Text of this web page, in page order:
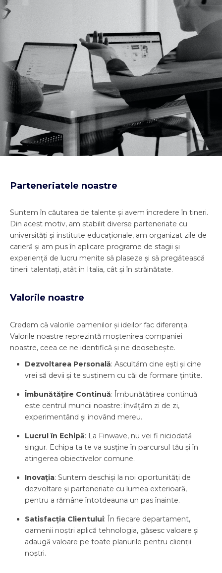
Parteneriatele noastre
Suntem în căutarea de talente și avem încredere în tineri.
Din acest motiv, am stabilit diverse parteneriate cu
universități și institute educaționale, am organizat zile de
carieră și am pus în aplicare programe de stagii și
experiență de lucru menite să plaseze și să pregătească
tinerii talentați, atât în Italia, cât și în străinătate.
Valorile noastre
Credem că valorile oamenilor și ideilor fac diferența.
Valorile noastre reprezintă moștenirea companiei
noastre, ceea ce ne identifică și ne deosebește.
Dezvoltarea Personală: Ascultăm cine ești și cine
vrei să devii și te susținem cu căi de formare țintite.
Îmbunătățire Continuă: Îmbunătățirea continuă
este centrul muncii noastre: învățăm zi de zi,
experimentând și inovând mereu.
Lucrul în Echipă: La Finwave, nu vei fi niciodată
singur. Echipa ta te va susține în parcursul tău și în
atingerea obiectivelor comune.
Inovația: Suntem deschiși la noi oportunități de
dezvoltare și parteneriate cu lumea exterioară,
pentru a rămâne întotdeauna un pas înainte.
Satisfacția Clientului: În fiecare departament,
oamenii noștri aplică tehnologia, găsesc valoare și
adaugă valoare pe toate planurile pentru clienții
noștri.